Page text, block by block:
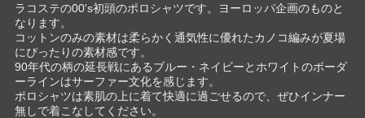
ラコステの00's初頭のポロシャツです。ヨーロッパ企画のものと
なります。
コットンのみの素材は柔らかく通気性に優れたカノコ編みが夏場
にぴったりの素材感です。
90年代の柄の延長戦にあるブルー・ネイビーとホワイトのボーダ
ーラインはサーファー文化を感じます。
ポロシャツは素肌の上に着て快適に過ごせるので、ぜひインナー
無しで着こなしてください。